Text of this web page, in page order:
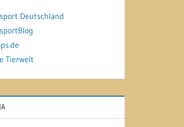
Deutschland
Tierwelt